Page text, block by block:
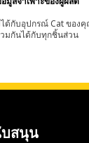
ด้กับอุปกรณ์ Cat ข
มกันได้กับทุกชิ้นส่วน
สนุน